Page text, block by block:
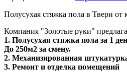
Полусухая стяжка пола в Твери
Компания "Золотые руки"
1. Полусухая стяжка пола за 1
До 250м2 за смену.
2. Механизированная
3. Ремонт и отделка помещений